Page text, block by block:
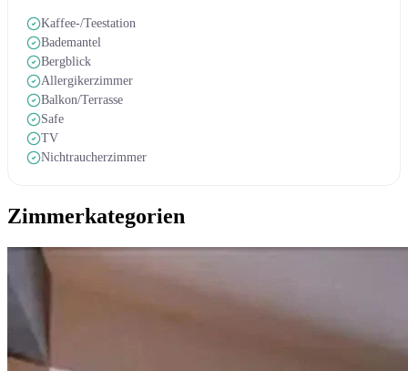
Kaffee-/Teestation
Bademantel
Bergblick
Allergikerzimmer
Balkon/Terrasse
Safe
TV
Nichtraucherzimmer
Zimmerkategorien